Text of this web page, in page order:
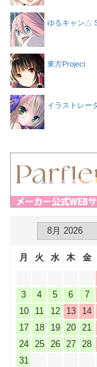
ゆるキャン△
東方Project
イラストレー
月 火 水 木 金
3
4 5 6 7
10
11 12 13 14
17
18 19 20 21
24
25 26 27 28
31